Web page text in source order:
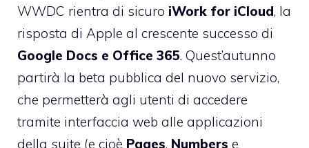
WWDC rientra di sicuro iWork for iCloud, la
risposta di Apple al crescente successo di
Google Docs e Office 365. Quest’autunno
partirà la beta pubblica del nuovo servizio,
che permetterà agli utenti di accedere
tramite interfaccia web alle applicazioni
della suite (e cioè Pages, Numbers e